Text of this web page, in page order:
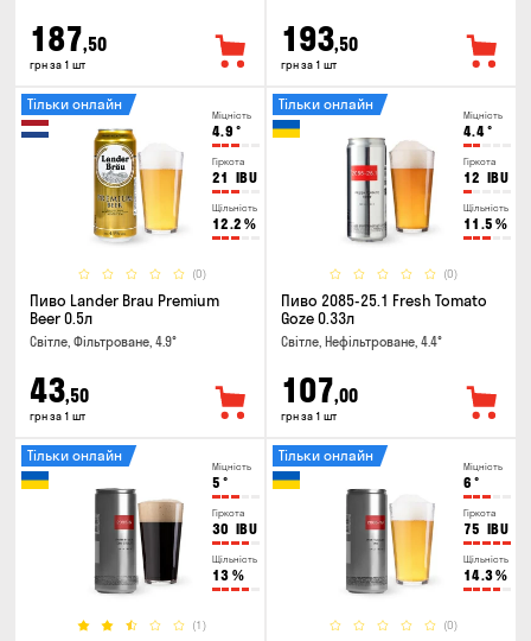
187,50
грн за 1 шт
193,50
грн за 1 шт
Міцність
4.9 °
Гіркота
21 IBU
Щільність
12.2 %
(0)
Тільки онлайн
Пиво Lander Brau Premium
Beer 0.5л
Світле, Фільтроване, 4.9°
43,50
грн за 1 шт
Міцність
4.4°
Гіркота
12 IBU
Щільність
11.5 %
(0)
Тільки онлайн
Пиво 2085-25.1 Fresh Tomato
Goze 0.33л
Світле, Нефільтроване, 4.4°
107,00
грн за 1 шт
Міцність
5 °
Гіркота
30 IBU
Щільність
13 %
(1)
Тільки онлайн
Міцність
6 °
Гіркота
75 IBU
Щільність
14.3%
(0)
Тільки онлайн